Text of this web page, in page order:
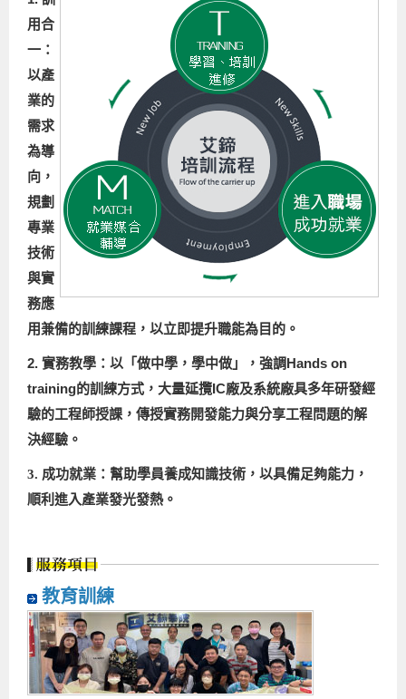
用合
一：
以產
業的
需求
為導
向，
規劃
專業
技術
與實
務應
用兼備的訓練課程，以立即提升職能為目的。
2. 實務教學：以「做中學，學中做」，強調Hands on
training的訓練方式，大量延攬IC廠及系統廠具多年研發經
驗的工程師授課，傳授實務開發能力與分享工程問題的解
決經驗。
3. 成功就業：幫助學員養成知識技術，以具備足夠能力，
順利進入產業發光發熱。
教育訓練